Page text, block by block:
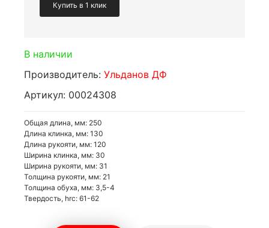
Купить в 1 клик
В наличии
Производитель: Ульданов ДФ
Артикул: 00024308
Общая длина, мм: 250
Длина клинка, мм: 130
Длина рукояти, мм: 120
Ширина клинка, мм: 30
Ширина рукояти, мм: 31
Толщина рукояти, мм: 21
Толщина обуха, мм: 3,5-4
Твердость, hrc: 61-62